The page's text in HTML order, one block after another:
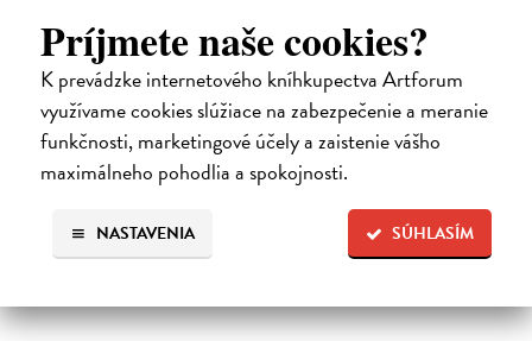
Príjmete naše cookies?
K prevádzke internetového kníhkupectva Artforum
využívame cookies slúžiace na zabezpečenie a meranie
funkčnosti, marketingové účely a zaistenie vášho
maximálneho pohodlia a spokojnosti.
SÚHLASÍM
NASTAVENIA
Alica a hmyz
Dúbravský Andrej| Kniha
Alica je zvedavá mačka, ktorá býva so zvedavým Andrejom. Obaja sú
fascinovaní ríšou hmyzu.
28,03 €